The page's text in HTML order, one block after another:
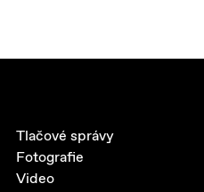
Tlačové správy
Fotografie
Video